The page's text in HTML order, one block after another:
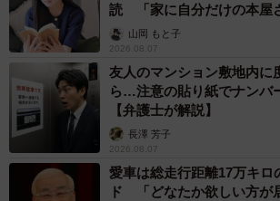
読 「家に自分だけの本屋
山岡 もと子
2026.08.07
友人のマンション敷地内に
ら…注意の貼り紙でナンバ
【弁護士が解説】
長澤 芳子
2026.08.07
愛車は総走行距離17万キロ
ド 「どなたか欲しい方